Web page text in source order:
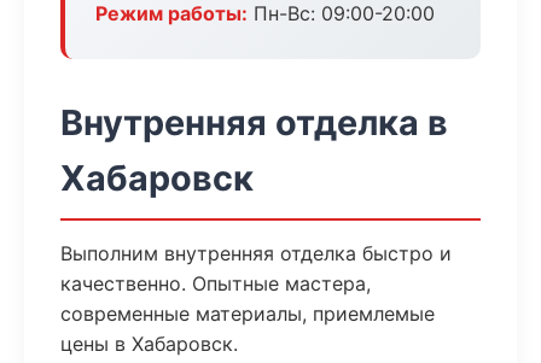
Режим работы: Пн-Вс: 09:00-20:00
Внутренняя отделка в
Хабаровск
Выполним внутренняя отделка быстро и
качественно. Опытные мастера,
современные материалы, приемлемые
цены в Хабаровск.